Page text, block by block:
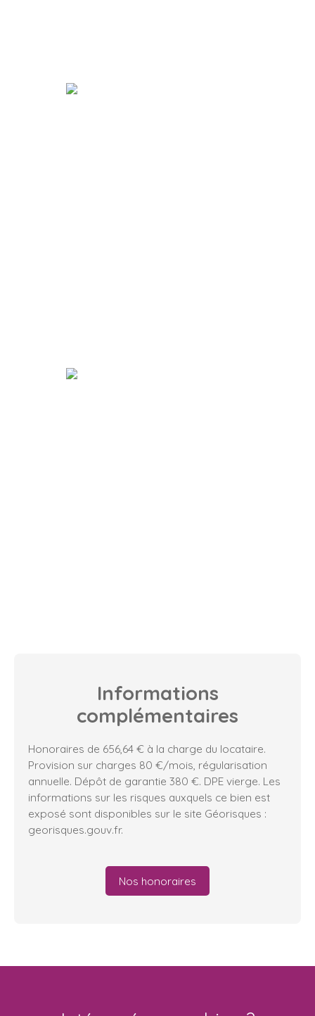
Informations
complémentaires
Honoraires de 656,64 € à la charge du locataire.
Provision sur charges 80 €/mois, régularisation
annuelle. Dépôt de garantie 380 €. DPE vierge. Les
informations sur les risques auxquels ce bien est
exposé sont disponibles sur le site Géorisques :
georisques.gouv.fr.
Nos honoraires